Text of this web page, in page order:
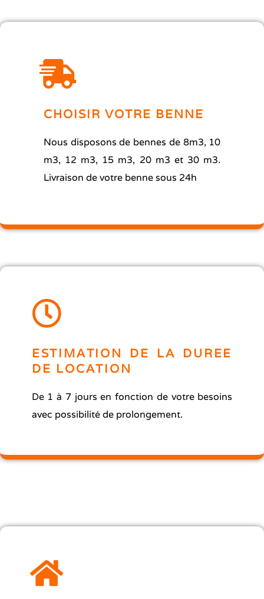
CHOISIR VOTRE BENNE
Nous disposons de bennes de 8m3, 10
m3, 12 m3, 15 m3, 20 m3 et 30 m3.
Livraison de votre benne sous 24h
ESTIMATION DE LA DUREE
DE LOCATION
De 1 à 7 jours en fonction de votre besoins
avec possibilité de prolongement.